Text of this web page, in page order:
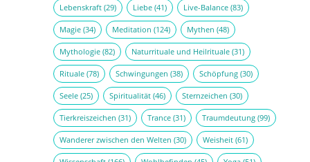
Lebenskraft(29) Liebe(41) Live-Balance(83)
Magie(34) Meditation (124) Mythen (48)
Mythologie(82) Naturrituale und Heilrituale(31)
Rituale(78) Schwingungen (38) Schöpfung(30)
Seele(25) Spiritualität(46) Sternzeichen (30)
Tierkreiszeichen (31) Trance(31) Traumdeutung(99)
Wanderer zwischen den Welten (30) Weisheit(61)